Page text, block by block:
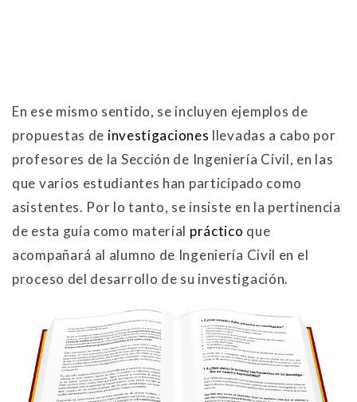
En ese mismo sentido, se incluyen ejemplos de
propuestas de investigaciones llevadas a cabo por
profesores de la Sección de Ingeniería Civil, en las
que varios estudiantes han participado como
asistentes. Por lo tanto, se insiste en la pertinencia
de esta guía como material práctico que
acompañará al alumno de Ingeniería Civil en el
proceso del desarrollo de su investigación.